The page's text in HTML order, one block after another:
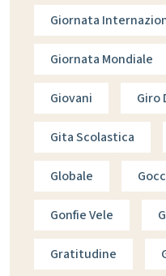
Giornata
Giornata Mondiale
Giovani Giro
Gita Scolastica
Globale
Gonfie Vele
Gratitudine